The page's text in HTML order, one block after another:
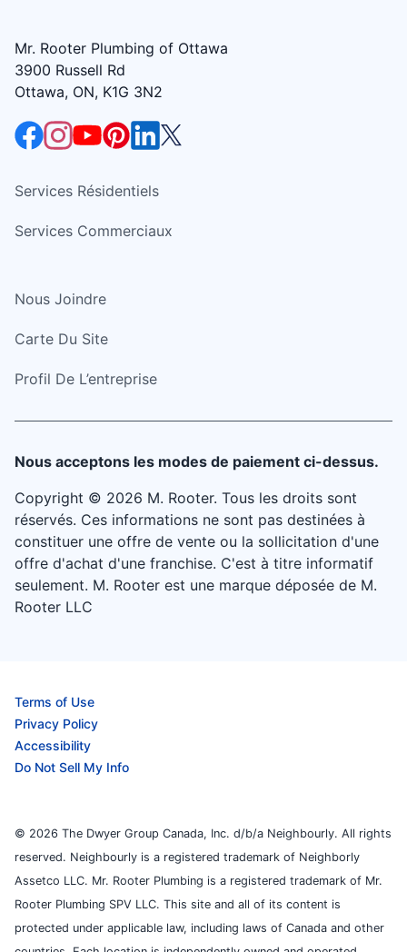
Mr. Rooter Plumbing of Ottawa
3900 Russell Rd
Ottawa, ON, K1G 3N2
Services Résidentiels
Services Commerciaux
Nous Joindre
Carte Du Site
Profil De L’entreprise
Nous acceptons les modes de paiement ci-dessus.
Copyright © 2026 M. Rooter. Tous les droits sont
réservés. Ces informations ne sont pas destinées à
constituer une offre de vente ou la sollicitation d'une
offre d'achat d'une franchise. C'est à titre informatif
seulement. M. Rooter est une marque déposée de M.
Rooter LLC
Terms of Use
Privacy Policy
Accessibility
Do Not Sell My Info
© 2026 The Dwyer Group Canada, Inc. d/b/a Neighbourly. All rights
reserved. Neighbourly is a registered trademark of Neighborly
Assetco LLC. Mr. Rooter Plumbing is a registered trademark of Mr.
Rooter Plumbing SPV LLC. This site and all of its content is
protected under applicable law, including laws of Canada and other